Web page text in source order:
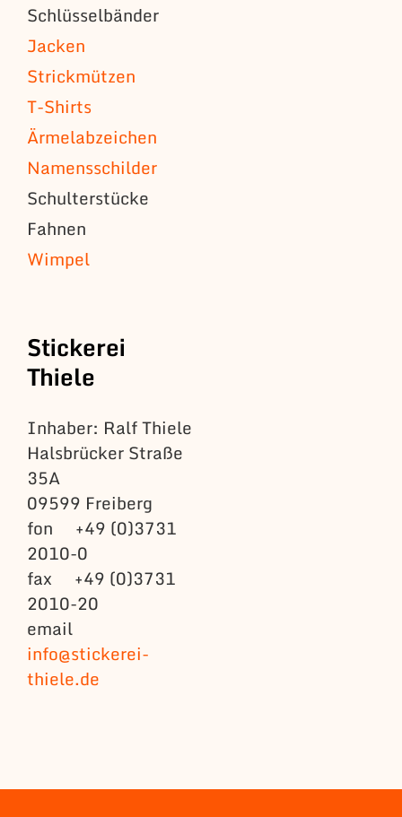
Schlüsselbänder
Jacken
Strickmützen
T-Shirts
Ärmelabzeichen
Namensschilder
Schulterstücke
Fahnen
Wimpel
Stickerei
Thiele
Inhaber: Ralf Thiele
Halsbrücker Straße
35A
09599 Freiberg
fon +49 (0)3731
2010-0
fax +49 (0)3731
2010-20
email
info@stickerei-
thiele.de